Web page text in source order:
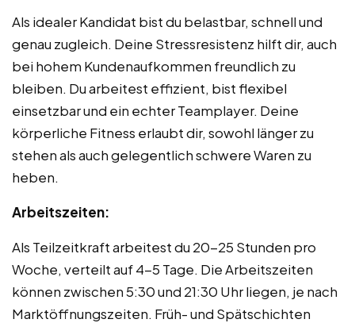
Als idealer Kandidat bist du belastbar, schnell und
genau zugleich. Deine Stressresistenz hilft dir, auch
bei hohem Kundenaufkommen freundlich zu
bleiben. Du arbeitest effizient, bist flexibel
einsetzbar und ein echter Teamplayer. Deine
körperliche Fitness erlaubt dir, sowohl länger zu
stehen als auch gelegentlich schwere Waren zu
heben.
Arbeitszeiten:
Als Teilzeitkraft arbeitest du 20-25 Stunden pro
Woche, verteilt auf 4-5 Tage. Die Arbeitszeiten
können zwischen 5:30 und 21:30 Uhr liegen, je nach
Marktöffnungszeiten. Früh- und Spätschichten